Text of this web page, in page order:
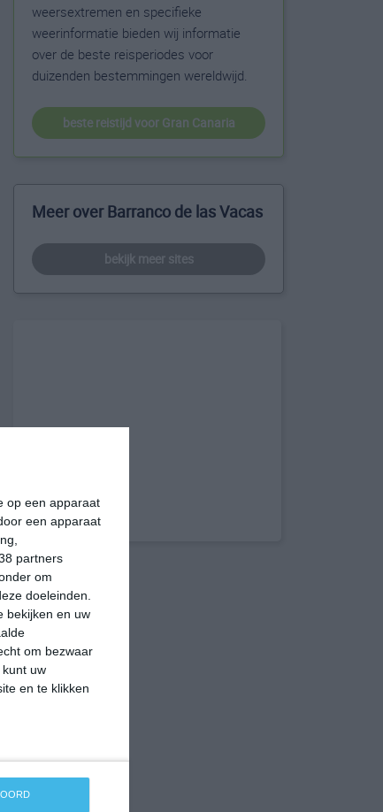
op een apparaat
een apparaat
partners
om
doeleinden.
bekijken en uw
om bezwaar
uw
en te klikken
weersextremen en specifieke
weerinformatie bieden wij informatie
over de beste reisperiodes voor
duizenden bestemmingen wereldwijd.
beste reistijd voor Gran Canaria
Meer over Barranco de las Vacas
bekijk meer sites